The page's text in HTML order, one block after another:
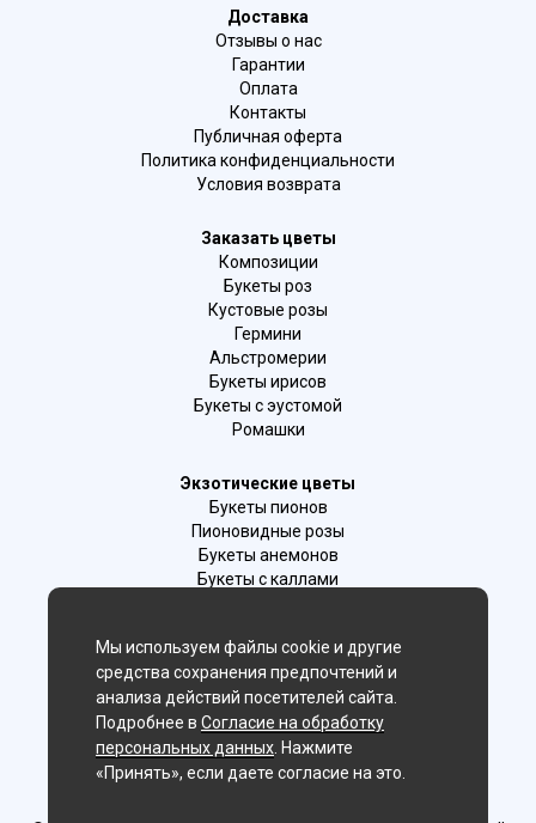
Доставка
Отзывы о нас
Гарантии
Оплата
Контакты
Публичная оферта
Политика конфиденциальности
Условия возврата
Заказать цветы
Композиции
Букеты роз
Кустовые розы
Гермини
Альстромерии
Букеты ирисов
Букеты с эустомой
Ромашки
Экзотические цветы
Букеты пионов
Пионовидные розы
Букеты анемонов
Букеты с каллами
Лаванда
Гиацинты
Мы в соц. сетях:
Волгоград
Мы используем файлы cookie и другие
средства сохранения предпочтений и
анализа действий посетителей сайта.
Подробнее в Согласие на обработку
персональных данных . Нажмите
«Принять», если даете согласие на это.